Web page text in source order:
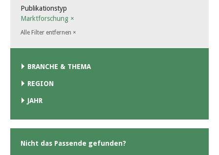
Publikationstyp
Marktforschung ×
Alle Filter entfernen ×
BRANCHE & THEMA
REGION
JAHR
Nicht das Passende gefunden?